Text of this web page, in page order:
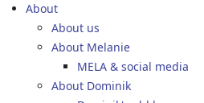
About
About us
About Melanie
MELA & social media
About Dominik